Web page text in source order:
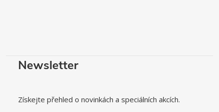
Newsletter
Získejte přehled o novinkách a speciálních akcích.